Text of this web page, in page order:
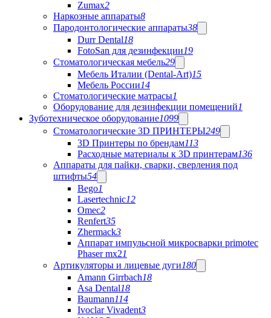
Zumax2
Наркозные аппараты8
Пародонтологические аппараты38
Durr Dental18
FotoSan для дезинфекции19
Стоматологическая мебель29
Мебель Италии (Dental-Art)15
Мебель России14
Стоматологические матрасы1
Оборудование для дезинфекции помещений1
Зуботехническое оборудование1099
Стоматологические 3D ПРИНТЕРЫ249
3D Принтеры по брендам113
Расходные материалы к 3D принтерам136
Аппараты для пайки, сварки, сверления под
штифты54
Bego1
Lasertechnic12
Omec2
Renfert35
Zhermack3
Аппарат импульсной микросварки primotec
Phaser mx21
Артикуляторы и лицевые дуги180
Amann Girrbach18
Asa Dental18
Baumann114
Ivoclar Vivadent3